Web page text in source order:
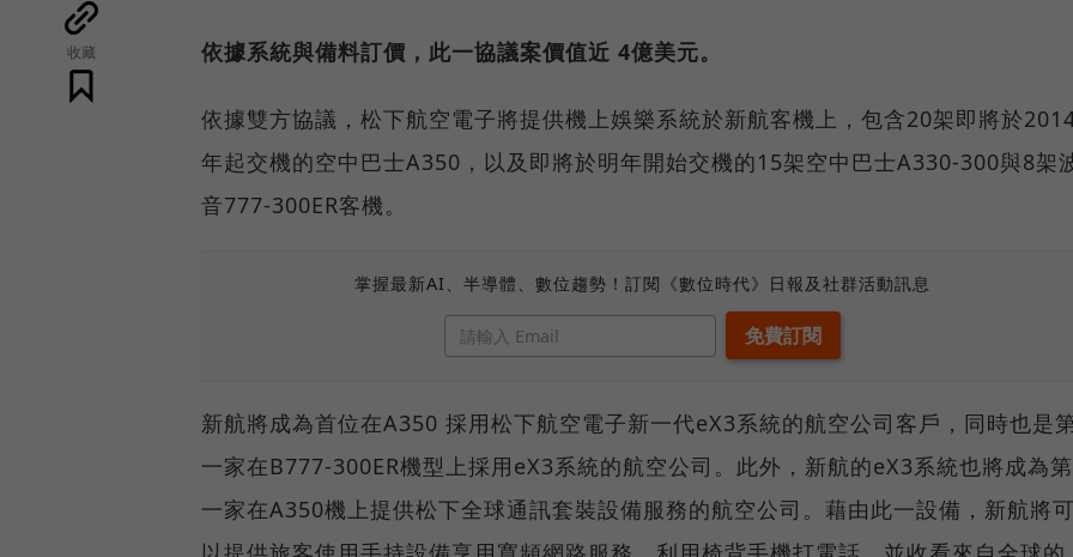
收藏 依據系統與備料訂價，此一協議案價值近 4億美元。
依據雙方協議，松下航空電子將提供機上娛樂系統於新航客機上，包含20架即將於
年起交機的空中巴士A350，以及即將於明年開始交機的15架空中巴士A330-300與8架
音777-300ER客機。
掌握最新AI、半導體、數位趨勢！訂閱《數位時代》日報及社群活動訊息
新航將成為首位在A350 採用松下航空電子新一代eX3系統的航空公司客戶，同時也是
一家在B777-300ER機型上採用eX3系統的航空公司。此外，新航的eX3系統也將成為第
一家在A350機上提供松下全球通訊套裝設備服務的航空公司。藉由此一設備，新航將可